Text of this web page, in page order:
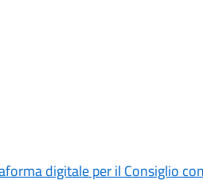
digitale per il Consiglio